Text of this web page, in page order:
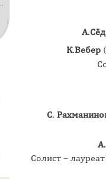
К.Вебер
С.
Солист –